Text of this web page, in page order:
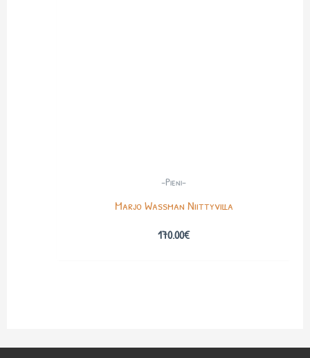
-Pieni-
Marjo Wassman Niittyvilla
170.00€